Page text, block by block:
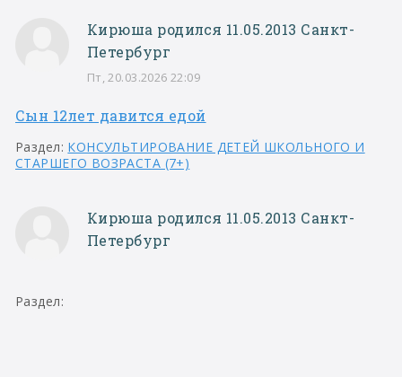
Кирюша родился 11.05.2013 Санкт-
Петербург
Пт, 20.03.2026 22:09
Сын 12лет давится едой
Раздел: КОНСУЛЬТИРОВАНИЕ ДЕТЕЙ ШКОЛЬНОГО И
СТАРШЕГО ВОЗРАСТА (7+)
Кирюша родился 11.05.2013 Санкт-
Петербург
Раздел: